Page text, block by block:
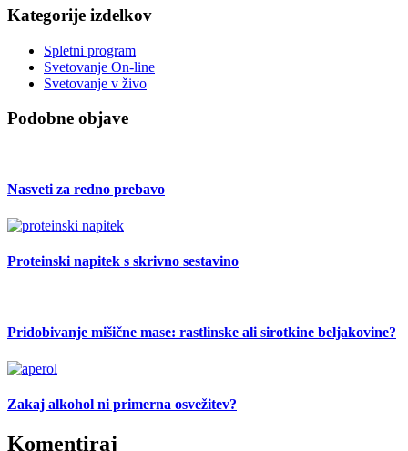
Kategorije izdelkov
Spletni program
Svetovanje On-line
Svetovanje v živo
Podobne objave
Nasveti za redno prebavo
Proteinski napitek s skrivno sestavino
Pridobivanje mišične mase: rastlinske ali sirotkine beljakovine?
Zakaj alkohol ni primerna osvežitev?
Komentiraj